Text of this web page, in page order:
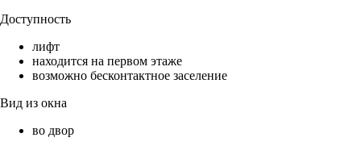
Доступность
лифт
находится на первом этаже
возможно бесконтактное заселение
Вид из окна
во двор